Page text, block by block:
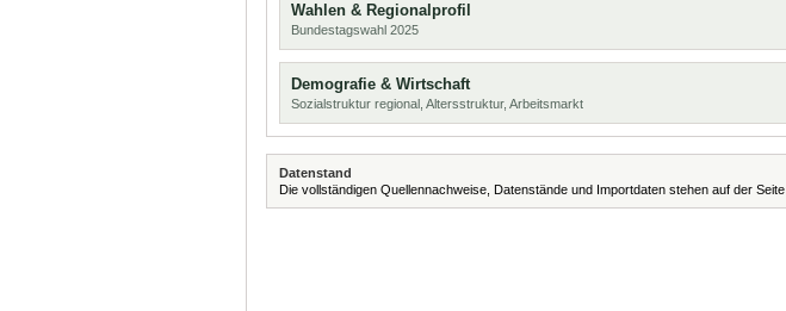
Wahlen & Regionalprofil
Bundestagswahl 2025
Demografie & Wirtschaft
Sozialstruktur regional, Altersstruktur, Arbeitsmarkt
Datenstand
Die vollständigen Quellennachweise, Datenstände und Importdaten stehen auf der Seite